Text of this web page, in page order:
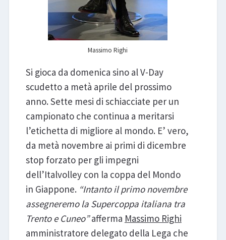
Massimo Righi
Si gioca da domenica sino al V-Day
scudetto a metà aprile del prossimo
anno. Sette mesi di schiacciate per un
campionato che continua a meritarsi
l’etichetta di migliore al mondo. E’ vero,
da metà novembre ai primi di dicembre
stop forzato per gli impegni
dell’Italvolley con la coppa del Mondo
in Giappone. “Intanto il primo novembre
assegneremo la Supercoppa italiana tra
Trento e Cuneo”afferma Massimo Righi
amministratore delegato della Lega che